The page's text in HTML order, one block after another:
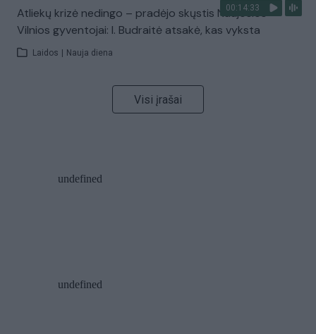
00:14:33
Atliekų krizė nedingo – pradėjo skųstis Naujosios
Vilnios gyventojai: I. Budraitė atsakė, kas vyksta
Laidos Nauja diena
Visi įrašai